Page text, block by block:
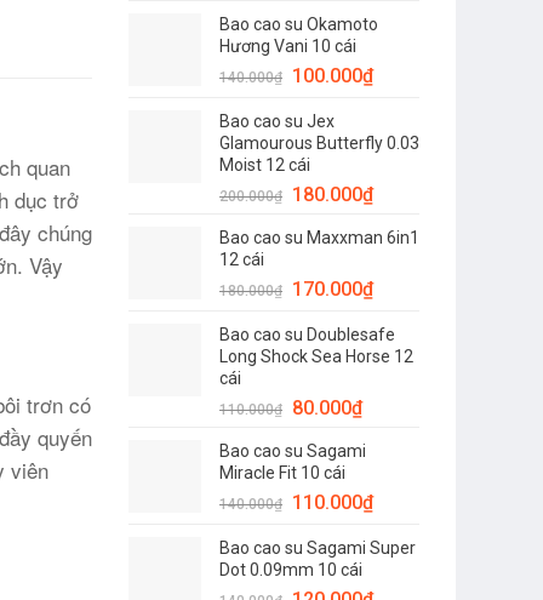
là:
150.000₫.
tại
120.000₫.
Bao cao su Okamoto
Hương Vani 10 cái
140.000₫
Giá
là:
140.000₫.
100.000₫Giá
là:
Bao cao su Jex
Glamourous Butterfly 0.03
Moist 12 cái
200.000₫
Giá
là:
180.000₫Giá
tại
180.000₫.
Bao cao su Maxxman 6in1
12 cái
180.000₫
Giá
là:
180.000₫.
170.000₫Giá
tại
là:
Bao cao su Doublesafe
Long Shock Sea Horse 12
cái
110.000₫
Giá
là:
110.000₫.
80.000₫Giá
tại
80.000₫.
Bao cao su Sagami
Miracle Fit 10 cái
140.000₫
Giá
là:
140.000₫.
110.000₫Giá
tại
Bao cao su Sagami Super
Dot 0.09mm 10 cái
quan
dục trở
chúng
Vậy
trơn có
quyến
viên